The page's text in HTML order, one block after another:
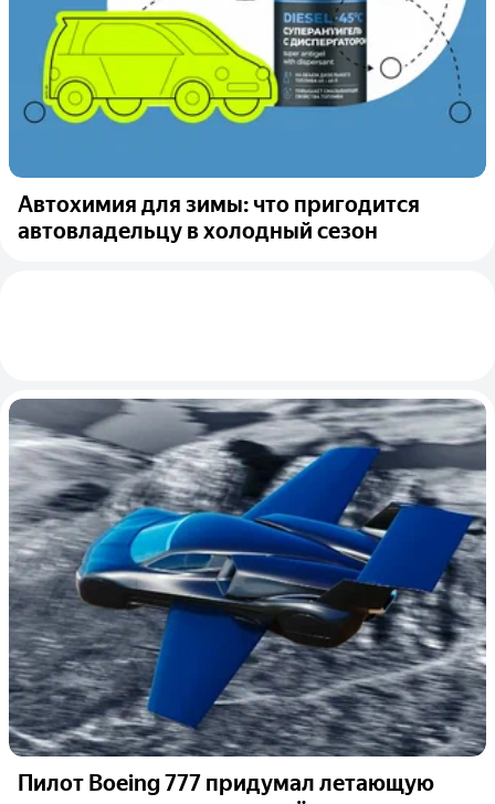
Автохимия для зимы: что пригодится
автовладельцу в холодный сезон
Пилот Boeing 777 придумал летающую